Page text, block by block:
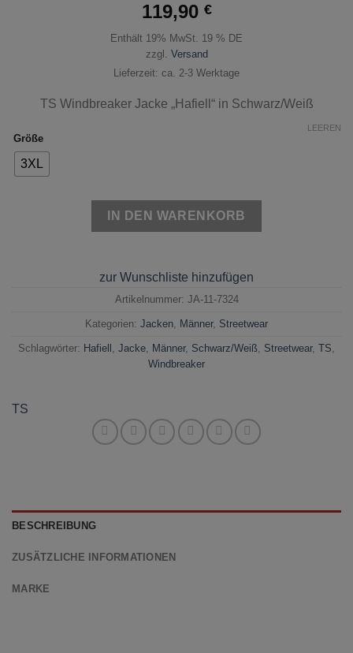
119,90 €
Enthält 19% MwSt. 19 % DE
zzgl. Versand
Lieferzeit: ca. 2-3 Werktage
TS Windbreaker Jacke „Hafiell“ in Schwarz/Weiß
Größe
3XL
LEEREN
IN DEN WARENKORB
zur Wunschliste hinzufügen
Artikelnummer: JA-11-7324
Kategorien: Jacken, Männer, Streetwear
Schlagwörter: Hafiell , Jacke, Männer, Schwarz/Weiß, Streetwear, TS,
Windbreaker
TS
BESCHREIBUNG
ZUSÄTZLICHE INFORMATIONEN
MARKE